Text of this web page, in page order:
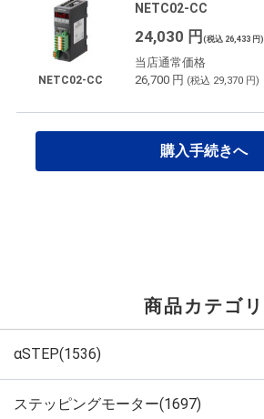
NETC02-CC
NETC02-CC
24,030 円 (税込 26,433 円)
当店通常価格
26,700 円 (税込 29,370 円)
購入手続きへ
商品カテゴリ
αSTEP(1536)
ステッピングモーター(1697)